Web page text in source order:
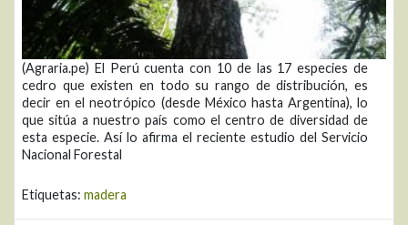
(Agraria.pe) El Perú cuenta con 10 de las 17 especies de
cedro que existen en todo su rango de distribución, es
decir en el neotrópico (desde México hasta Argentina), lo
que sitúa a nuestro país como el centro de diversidad de
esta especie. Así lo afirma el reciente estudio del Servicio
Nacional Forestal
Etiquetas: madera